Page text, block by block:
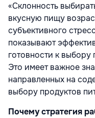
«Склонность
вкусную пищу
субъективного
показывают
готовности к выбору
Это имеет важное
направленных на
выбору продуктов
Почему стратегия